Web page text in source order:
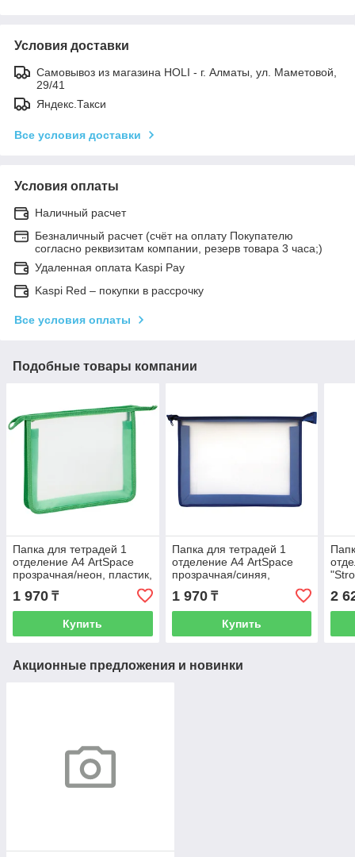
Условия доставки
Самовывоз из магазина HOLI - г. Алматы, ул. Маметовой,
29/41
Яндекс.Такси
Все условия доставки
Условия оплаты
Наличный расчет
Безналичный расчет (счёт на оплату Покупателю
согласно реквизитам компании, резерв товара 3 часа;)
Удаленная оплата Kaspi Pay
Kaspi Red – покупки в рассрочку
Все условия оплаты
Подобные товары компании
Папка для тетрадей 1
отделение А4 ArtSpace
прозрачная/неон, пластик,
на молнии
1 970 ₸
Купить
Папка для тетрадей 1
отделение А4 ArtSpace
прозрачная/синяя,
пластик, на молнии
1 970₸
Купить
2
Акционные предложения и новинки